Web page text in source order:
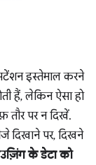
इस्तेमाल करने
हैं, लेकिन ऐसा हो
पर न दिखें.
दिखाने पर, दिखने
के डेटा को